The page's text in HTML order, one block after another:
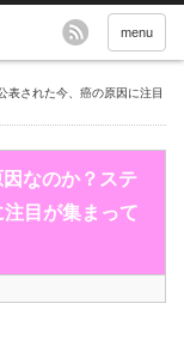
menu
表された今、癌の原因に注目
なのか？ステ
目が集まって